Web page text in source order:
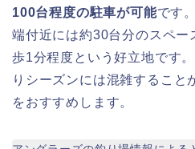
100台程度の駐車が可能です
端付近には約30台分のスペー
歩1分程度という好立地です
りシーズンには混雑すること
をおすすめします。